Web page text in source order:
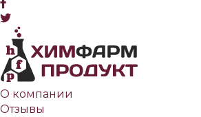
О компании
Отзывы